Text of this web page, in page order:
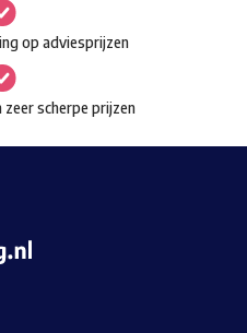
op
de
productpagina
op adviesprijzen
scherpe prijzen